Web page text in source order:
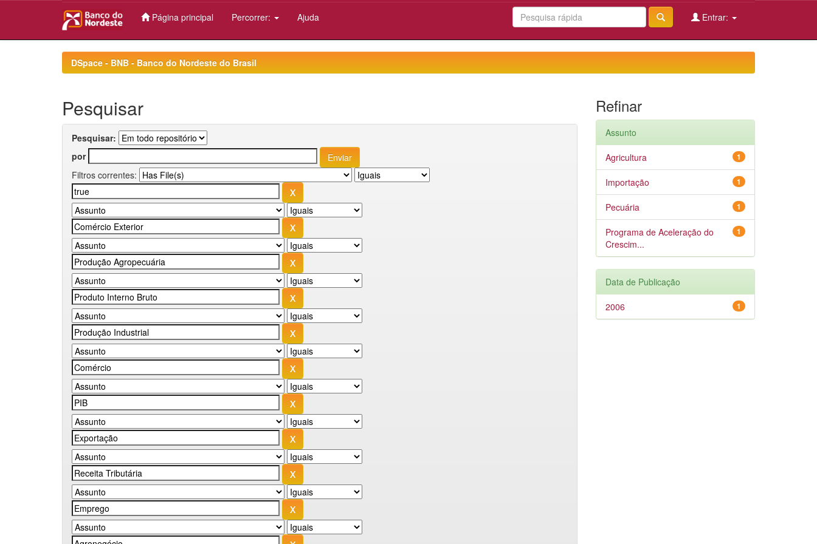
Página principal Percorrer: Ajuda Entrar:
DSpace - BNB - Banco do Nordeste do Brasil
Pesquisar
Pesquisar:
por
Filtros correntes:
Refinar
Assunto
1
Agricultura
1
Importação
1
Pecuária
1
Programa de Aceleração do
Crescim...
Data de Publicação
1
2006